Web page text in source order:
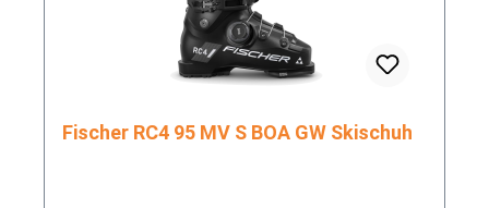
Fischer RC4 95 MV S BOA GW Skischuh